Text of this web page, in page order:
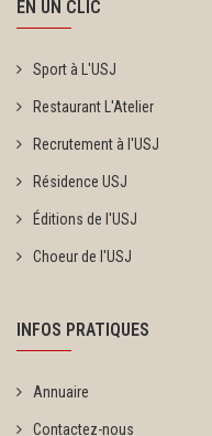
EN UN CLIC
Sport à L'USJ
Restaurant L'Atelier
Recrutement à l'USJ
Résidence USJ
Éditions de l'USJ
Choeur de l'USJ
INFOS PRATIQUES
Annuaire
Contactez-nous